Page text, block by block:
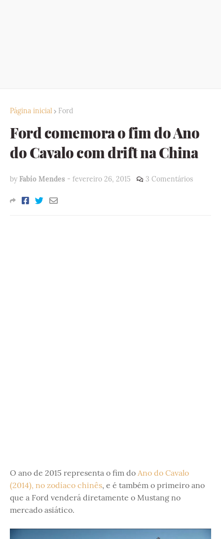
Página inicial Ford
Ford comemora o fim do Ano
do Cavalo com drift na China
by Fabio Mendes - fevereiro 26, 2015 3 Comentários
O ano de 2015 representa o fim do Ano do Cavalo
(2014), no zodíaco chinês, e é também o primeiro ano
que a Ford venderá diretamente o Mustang no
mercado asiático.